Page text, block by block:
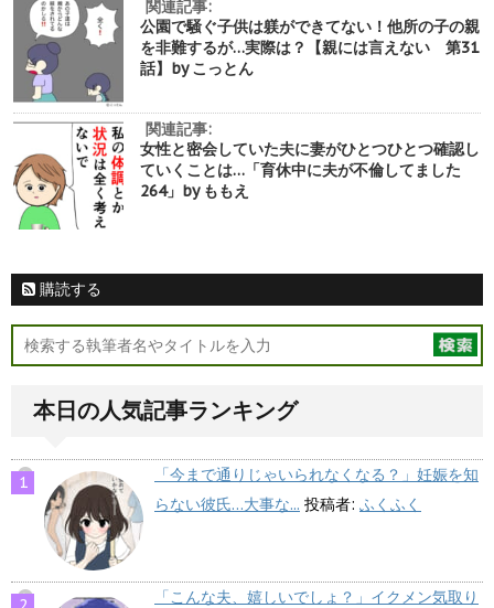
関連記事:
公園で騒ぐ子供は躾ができてない！他所の子の親
を非難するが…実際は？【親には言えない 第31
話】by こっとん
関連記事:
女性と密会していた夫に妻がひとつひとつ確認し
ていくことは…「育休中に夫が不倫してました
264」by ももえ
購読する
本日の人気記事ランキング
「今まで通りじゃいられなくなる？」妊娠を知
らない彼氏…大事な... 投稿者: ふくふく
「こんな夫、嬉しいでしょ？」イクメン気取り